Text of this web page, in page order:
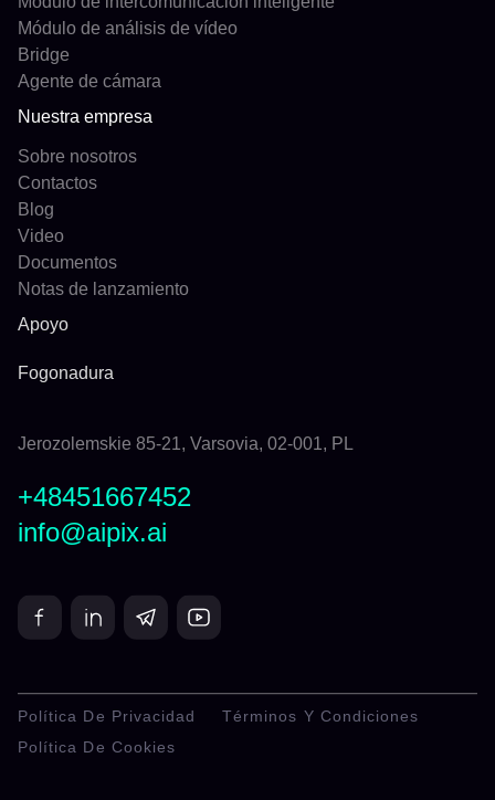
Módulo de análisis de vídeo
Bridge
Agente de cámara
Nuestra empresa
Sobre nosotros
Contactos
Blog
Video
Documentos
Notas de lanzamiento
Apoyo
Fogonadura
Jerozolemskie 85-21, Varsovia, 02-001, PL
+48451667452
info@aipix.ai
Política De Privacidad
Términos Y Condiciones
Política De Cookies